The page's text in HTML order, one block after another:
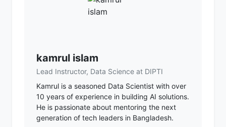
kamrul islam
Lead Instructor, Data Science at DIPTI
Kamrul is a seasoned Data Scientist with over
10 years of experience in building AI solutions.
He is passionate about mentoring the next
generation of tech leaders in Bangladesh.